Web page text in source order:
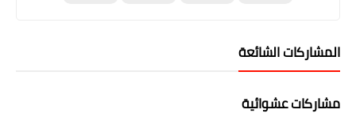
المشاركات الشائعة
مشاركات عشوائية